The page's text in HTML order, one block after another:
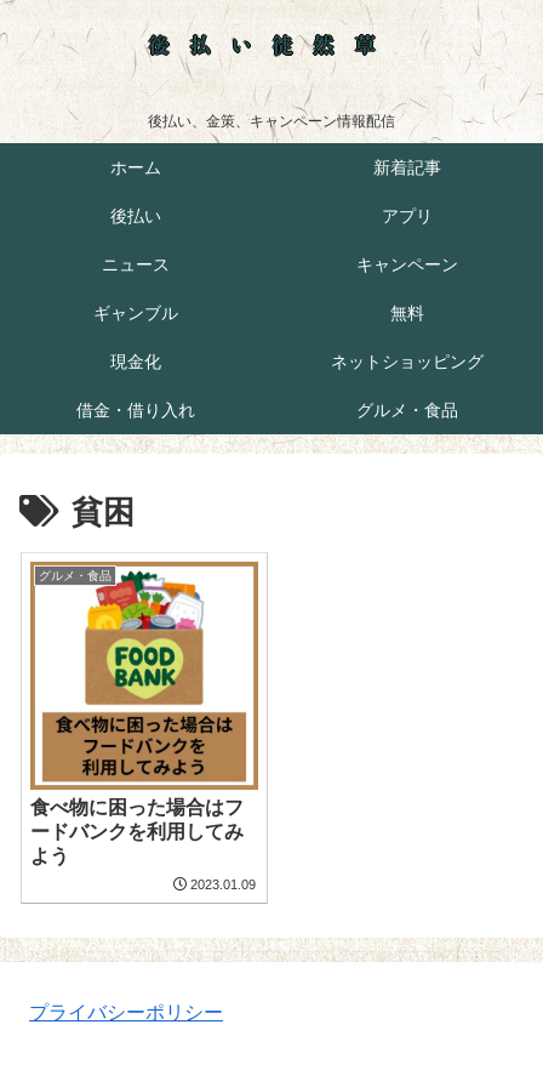
後払い徒然草
後払い、金策、キャンペーン情報配信
ホーム 新着記事
後払い アプリ
ニュース キャンペーン
ギャンブル 無料
現金化 ネットショッピング
借金・借り入れ グルメ・食品
貧困
グルメ・食品
食べ物に困った場合はフ
ードバンクを利用してみ
よう
2023.01.09
プライバシーポリシー